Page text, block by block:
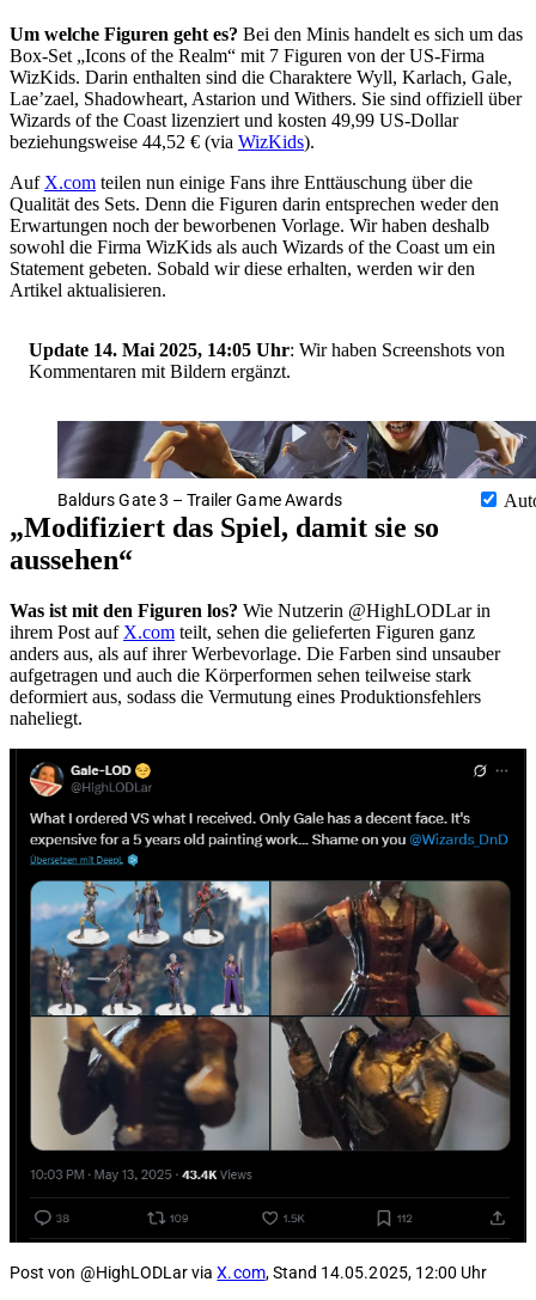
Um welche Figuren geht es? Bei den Minis handelt es sich um das
Box-Set „Icons of the Realm“ mit 7 Figuren von der US-Firma
WizKids. Darin enthalten sind die Charaktere Wyll, Karlach, Gale,
Lae’zael, Shadowheart, Astarion und Withers. Sie sind offiziell über
Wizards of the Coast lizenziert und kosten 49,99 US-Dollar
beziehungsweise 44,52 € (via WizKids).
Auf X.com teilen nun einige Fans ihre Enttäuschung über die
Qualität des Sets. Denn die Figuren darin entsprechen weder den
Erwartungen noch der beworbenen Vorlage. Wir haben deshalb
sowohl die Firma WizKids als auch Wizards of the Coast um ein
Statement gebeten. Sobald wir diese erhalten, werden wir den
Artikel aktualisieren.
Update 14. Mai 2025, 14:05 Uhr: Wir haben Screenshots von
Kommentaren mit Bildern ergänzt.
Baldurs Gate 3 – Trailer Game Awards
„Modifiziert das Spiel, damit sie so
aussehen“
Was ist mit den Figuren los? Wie Nutzerin @HighLODLar in
ihrem Post auf X.com teilt, sehen die gelieferten Figuren ganz
anders aus, als auf ihrer Werbevorlage. Die Farben sind unsauber
aufgetragen und auch die Körperformen sehen teilweise stark
deformiert aus, sodass die Vermutung eines Produktionsfehlers
naheliegt.
Post von @HighLODLar viaX.com, Stand 14.05.2025, 12:00 Uhr